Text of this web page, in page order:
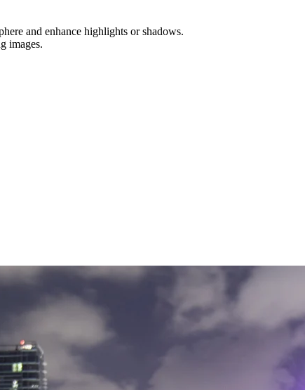
and enhance highlights or shadows.
images.